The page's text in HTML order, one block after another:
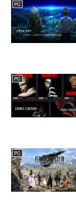
PC
PC
PC